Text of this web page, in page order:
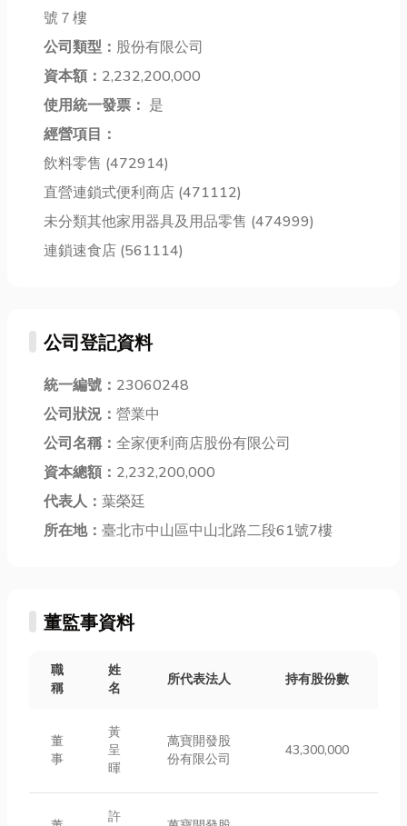
律」原理來產
用，常用來緩
衝、復位、承
載、...
源，並整合 高
雄免洗餐具...
號７樓
公司類型： 股份有限公司
資本額： 2,232,200,000
使用統一發票： 是
經營項目：
飲料零售 (472914)
直營連鎖式便利商店 (471112)
未分類其他家用器具及用品零售 (474999)
連鎖速食店 (561114)
公司登記資料
統一編號： 23060248
公司狀況： 營業中
公司名稱： 全家便利商店股份有限公司
資本總額： 2,232,200,000
代表人： 葉榮廷
所在地： 臺北市中山區中山北路二段61號7樓
董監事資料
職
稱
姓
名
所代表法人 持有股份數
董
事
黃
呈
暉
萬寶開發股
份有限公司
43,300,000
許